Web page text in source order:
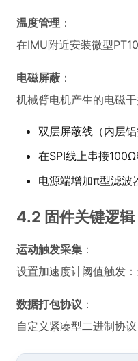
温度管理 ：
在IMU附近安装微型
电磁屏蔽 ：
机械臂电机产生的电磁
双层屏蔽线（内层铝
在SPI线上串接100Ω
电源端增加π型滤波
4.2 固件关键逻辑
运动触发采集 ：
设置加速度计阈值触发
数据打包协议 ：
自定义紧凑型二进制协议